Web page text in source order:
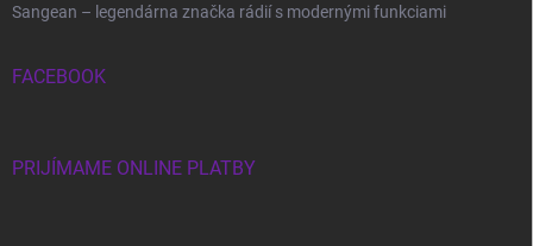
Sangean – legendárna značka rádií s modernými funkciami
FACEBOOK
PRIJÍMAME ONLINE PLATBY